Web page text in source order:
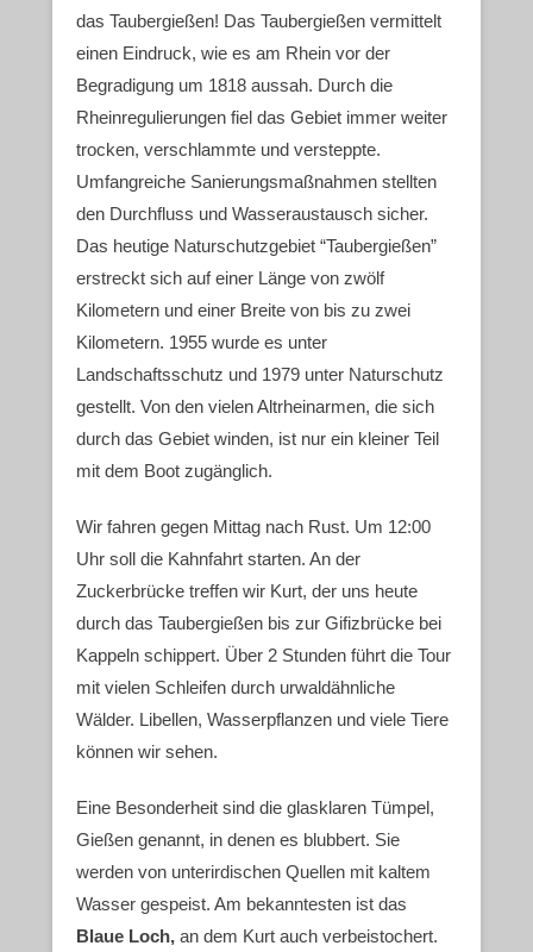
das Taubergießen! Das Taubergießen vermittelt
einen Eindruck, wie es am Rhein vor der
Begradigung um 1818 aussah. Durch die
Rheinregulierungen fiel das Gebiet immer weiter
trocken, verschlammte und versteppte.
Umfangreiche Sanierungsmaßnahmen stellten
den Durchfluss und Wasseraustausch sicher.
Das heutige Naturschutzgebiet “Taubergießen”
erstreckt sich auf einer Länge von zwölf
Kilometern und einer Breite von bis zu zwei
Kilometern. 1955 wurde es unter
Landschaftsschutz und 1979 unter Naturschutz
gestellt. Von den vielen Altrheinarmen, die sich
durch das Gebiet winden, ist nur ein kleiner Teil
mit dem Boot zugänglich.
Wir fahren gegen Mittag nach Rust. Um 12:00
Uhr soll die Kahnfahrt starten. An der
Zuckerbrücke treffen wir Kurt, der uns heute
durch das Taubergießen bis zur Gifizbrücke bei
Kappeln schippert. Über 2 Stunden führt die Tour
mit vielen Schleifen durch urwaldähnliche
Wälder. Libellen, Wasserpflanzen und viele Tiere
können wir sehen.
Eine Besonderheit sind die glasklaren Tümpel,
Gießen genannt, in denen es blubbert. Sie
werden von unterirdischen Quellen mit kaltem
Wasser gespeist. Am bekanntesten ist das
Blaue Loch, an dem Kurt auch verbeistochert.